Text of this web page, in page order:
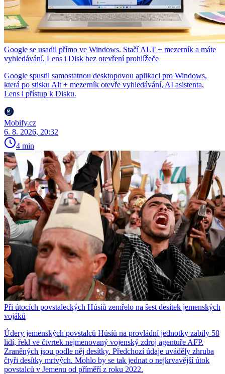
Google se usadil přímo ve Windows. Stačí ALT + mezerník a máte
vyhledávání, Lens i Disk bez otevření prohlížeče
Google spustil samostatnou desktopovou aplikaci pro Windows,
která po stisku Alt + mezerník otevře vyhledávání, AI asistenta,
Lens i přístup k Disku.
Mobify.cz
6. 8. 2026, 20:32
4 min
Při útocích povstaleckých Húsíů zemřelo na šest desítek jemenských
vojáků
Údery jemenských povstalců Húsíů na provládní jednotky zabily 58
lidí, řekl ve čtvrtek nejmenovaný vojenský zdroj agentuře AFP.
Zraněných jsou podle něj desítky. Předchozí údaje uváděly zhruba
čtyři desítky mrtvých. Mohlo by se tak jednat o nejkrvavější útok
povstalců v Jemenu od příměří z roku 2022.